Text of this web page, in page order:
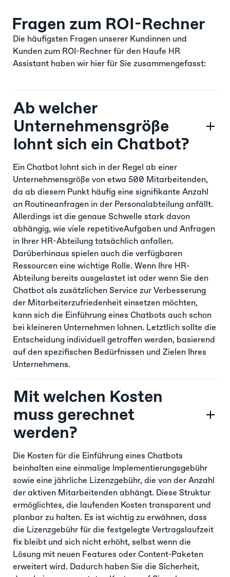
Fragen zum ROI-Rechner
Die häufigsten Fragen unserer Kundinnen und
Kunden zum ROI-Rechner für den Haufe HR
Assistant haben wir hier für Sie zusammengefasst:
Ab welcher
Unternehmensgröße
lohnt sich ein Chatbot?
Ein Chatbot lohnt sich in der Regel ab einer
Unternehmensgröße von etwa 500 Mitarbeitenden,
da ab diesem Punkt häufig eine signifikante Anzahl
an Routineanfragen in der Personalabteilung anfällt.
Allerdings ist die genaue Schwelle stark davon
abhängig, wie viele repetitiveAufgaben und Anfragen
in Ihrer HR-Abteilung tatsächlich anfallen.
Darüberhinaus spielen auch die verfügbaren
Ressourcen eine wichtige Rolle. Wenn Ihre HR-
Abteilung bereits ausgelastet ist oder wenn Sie den
Chatbot als zusätzlichen Service zur Verbesserung
der Mitarbeiterzufriedenheit einsetzen möchten,
kann sich die Einführung eines Chatbots auch schon
bei kleineren Unternehmen lohnen. Letztlich sollte die
Entscheidung individuell getroffen werden, basierend
auf den spezifischen Bedürfnissen und Zielen Ihres
Unternehmens.
Mit welchen Kosten
muss gerechnet
werden?
Die Kosten für die Einführung eines Chatbots
beinhalten eine einmalige Implementierungsgebühr
sowie eine jährliche Lizenzgebühr, die von der Anzahl
der aktiven Mitarbeitenden abhängt. Diese Struktur
ermöglichtes, die laufenden Kosten transparent und
planbar zu halten. Es ist wichtig zu erwähnen, dass
die Lizenzgebühr für die festgelegte Vertragslaufzeit
fix bleibt und sich nicht erhöht, selbst wenn die
Lösung mit neuen Features oder Content-Paketen
erweitert wird. Dadurch haben Sie die Sicherheit,